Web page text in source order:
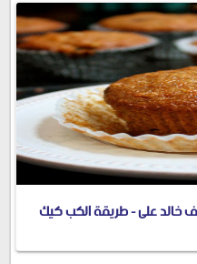
خالد على - طريقة الكب كيك